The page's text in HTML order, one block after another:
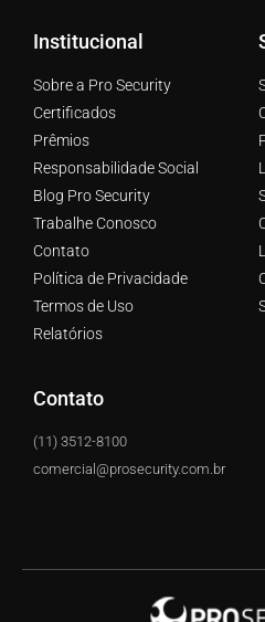
Institucional
Sobre a Pro Security
Certificados
Prêmios
Responsabilidade Social
Blog Pro Security
Trabalhe Conosco
Contato
Política de Privacidade
Termos de Uso
Relatórios
Contato
(11) 3512-8100
comercial@prosecurity.com.br